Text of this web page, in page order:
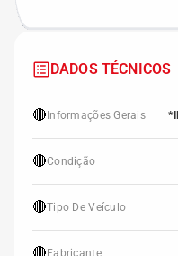
DADOS TÉCNICOS
🔴 Informações Gerais
🔴Condição
🔴Tipo De Veículo
Fabricante